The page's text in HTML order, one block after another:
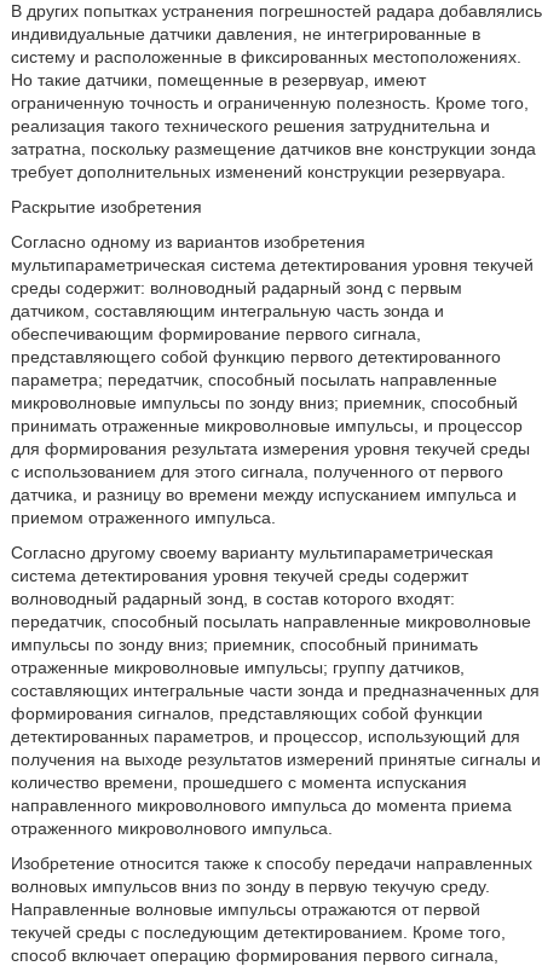
В других попытках устранения погрешностей радара добавлялись
индивидуальные датчики давления, не интегрированные в
систему и расположенные в фиксированных местоположениях.
Но такие датчики, помещенные в резервуар, имеют
ограниченную точность и ограниченную полезность. Кроме того,
реализация такого технического решения затруднительна и
затратна, поскольку размещение датчиков вне конструкции зонда
требует дополнительных изменений конструкции резервуара.
Раскрытие изобретения
Согласно одному из вариантов изобретения
мультипараметрическая система детектирования уровня текучей
среды содержит: волноводный радарный зонд с первым
датчиком, составляющим интегральную часть зонда и
обеспечивающим формирование первого сигнала,
представляющего собой функцию первого детектированного
параметра; передатчик, способный посылать направленные
микроволновые импульсы по зонду вниз; приемник, способный
принимать отраженные микроволновые импульсы, и процессор
для формирования результата измерения уровня текучей среды
с использованием для этого сигнала, полученного от первого
датчика, и разницу во времени между испусканием импульса и
приемом отраженного импульса.
Согласно другому своему варианту мультипараметрическая
система детектирования уровня текучей среды содержит
волноводный радарный зонд, в состав которого входят:
передатчик, способный посылать направленные микроволновые
импульсы по зонду вниз; приемник, способный принимать
отраженные микроволновые импульсы; группу датчиков,
составляющих интегральные части зонда и предназначенных для
формирования сигналов, представляющих собой функции
детектированных параметров, и процессор, использующий для
получения на выходе результатов измерений принятые сигналы и
количество времени, прошедшего с момента испускания
направленного микроволнового импульса до момента приема
отраженного микроволнового импульса.
Изобретение относится также к способу передачи направленных
волновых импульсов вниз по зонду в первую текучую среду.
Направленные волновые импульсы отражаются от первой
текучей среды с последующим детектированием. Кроме того,
способ включает операцию формирования первого сигнала,